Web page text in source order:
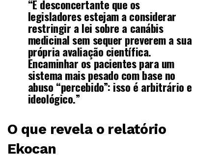
“É desconcertante que os
legisladores estejam a considerar
restringir a lei sobre a canábis
medicinal sem sequer preverem a sua
própria avaliação científica.
Encaminhar os pacientes para um
sistema mais pesado com base no
abuso “percebido”: isso é arbitrário e
ideológico.”
O que revela o relatório
Ekocan